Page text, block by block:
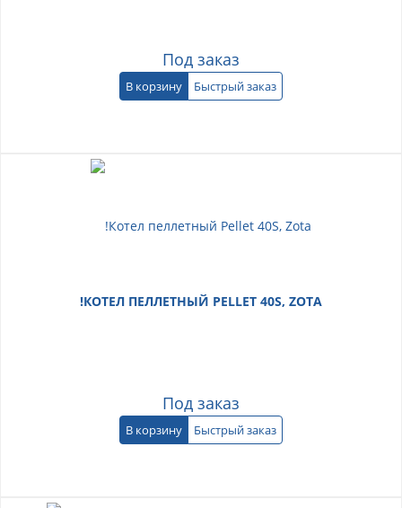
Под заказ
В корзину Быстрый заказ
!КОТЕЛ ПЕЛЛЕТНЫЙ PELLET 40S, ZOTA
Под заказ
В корзину Быстрый заказ